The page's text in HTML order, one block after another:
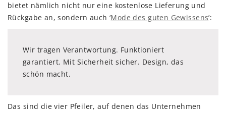
bietet nämlich nicht nur eine kostenlose Lieferung und
Rückgabe an, sondern auch ‘Mode des guten Gewissens’:
Wir tragen Verantwortung. Funktioniert
garantiert. Mit Sicherheit sicher. Design, das
schön macht.
Das sind die vier Pfeiler, auf denen das Unternehmen